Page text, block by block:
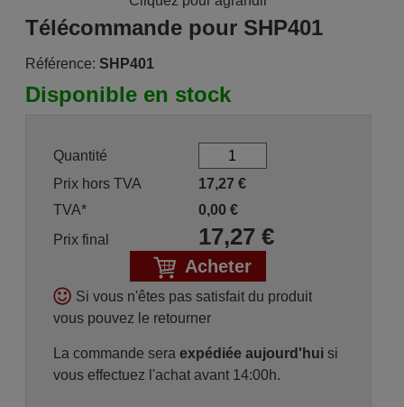
Télécommande pour SHP401
Référence: SHP401
Disponible en stock
Quantité
Prix hors TVA
17,27 €
TVA*
0,00 €
Prix final
17,27€
Acheter
Si vous n'êtes pas satisfait du produit
vous pouvez le retourner
La commande sera expédiée aujourd'huisi
vous effectuez l'achat avant 14:00h.